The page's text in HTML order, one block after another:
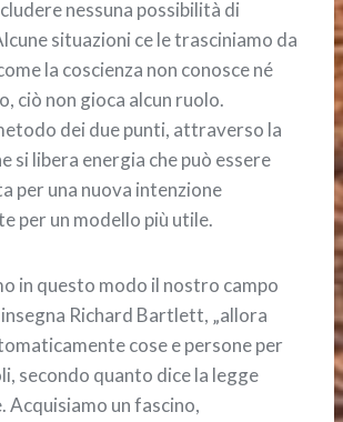
nessuna possibilità di
situazioni ce le trasciniamo da
la coscienza non conosce né
ciò non gioca alcun ruolo.
dei due punti, attraverso la
si libera energia che può essere
per una nuova intenzione
per un modello più utile.
in questo modo il nostro campo
Richard Bartlett, „allora
cose e persone per
secondo quanto dice la legge
Acquisiamo un fascino,